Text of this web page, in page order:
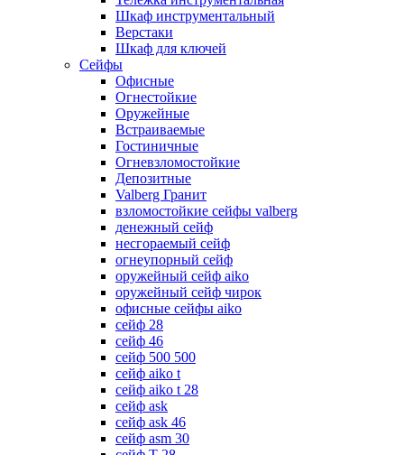
Шкаф инструментальный
Верстаки
Шкаф для ключей
Сейфы
Офисные
Огнестойкие
Оружейные
Встраиваемые
Гостиничные
Огневзломостойкие
Депозитные
Valberg Гранит
взломостойкие сейфы valberg
денежный сейф
несгораемый сейф
огнеупорный сейф
оружейный сейф aiko
оружейный сейф чирок
офисные сейфы aiko
сейф 28
сейф 46
сейф 500 500
сейф aiko t
сейф aiko t 28
сейф ask
сейф ask 46
сейф asm 30